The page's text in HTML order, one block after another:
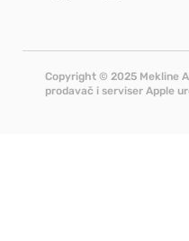
Copyright © 2025 Mekline
prodavač i serviser Apple